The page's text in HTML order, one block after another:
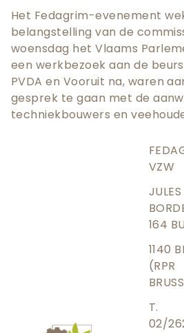
Het Fedagrim-evenement
belangstelling van de
woensdag het Vlaams
een werkbezoek aan de
PVDA en Vooruit na, waren
gesprek te gaan met de
techniekbouwers en
VZW
JULES
164
1140
(RPR
T.
02/